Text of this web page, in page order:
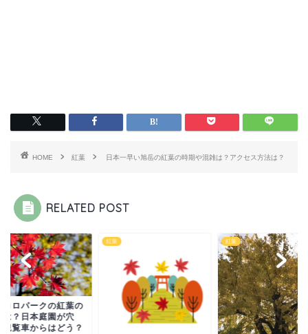
HOME 紅葉 日本一早い旭岳の紅葉の時期や混雑は？アクセス方法は？
RELATED POST
コロパークの紅葉の
は？日本庭園が穴
観覧車からはどう？
紅葉 紅葉